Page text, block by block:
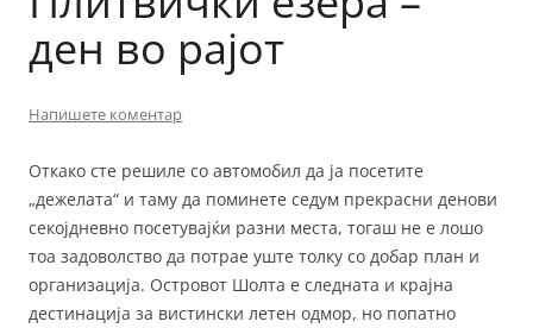
ден во рајот
Напишете коментар
Откако сте решиле со автомобил да ја посетите
„дежелата“ и таму да поминете седум прекрасни денови
секојдневно посетувајќи разни места, тогаш не е лошо
тоа задоволство да потрае уште толку со добар план и
организација. Островот Шолта е следната и крајна
дестинација за вистински летен одмор, но попатно